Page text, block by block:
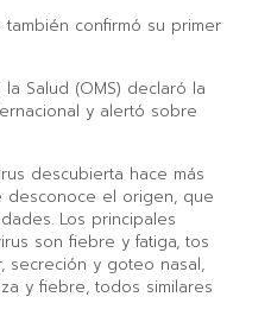
también confirmó su primer
Salud (OMS) declaró la
y alertó sobre
descubierta hace más
desconoce el origen, que
Los principales
son fiebre y fatiga, tos
secreción y goteo nasal,
y fiebre, todos similares